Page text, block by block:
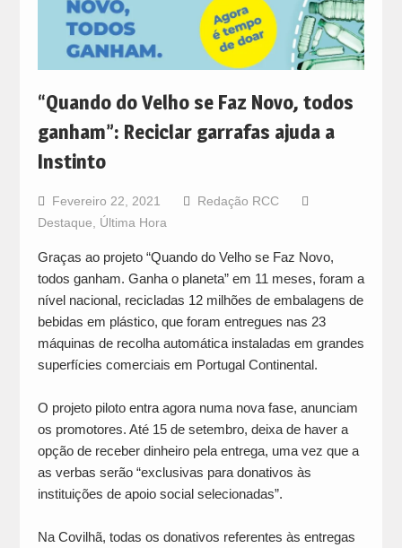
“Quando do Velho se Faz Novo, todos
ganham”: Reciclar garrafas ajuda a
Instinto
Fevereiro 22, 2021
Redação RCC
Destaque
Última Hora
Graças ao projeto “Quando do Velho se Faz Novo,
todos ganham. Ganha o planeta” em 11 meses, foram a
nível nacional, recicladas 12 milhões de embalagens de
bebidas em plástico, que foram entregues nas 23
máquinas de recolha automática instaladas em grandes
superfícies comerciais em Portugal Continental.
O projeto piloto entra agora numa nova fase, anunciam
os promotores. Até 15 de setembro, deixa de haver a
opção de receber dinheiro pela entrega, uma vez que a
as verbas serão “exclusivas para donativos às
instituições de apoio social selecionadas”.
Na Covilhã, todas os donativos referentes às entregas